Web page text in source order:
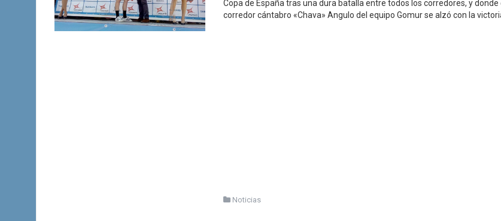
Copa de España tras una dura batalla entre todos los corredores, y donde
corredor cántabro «Chava» Angulo del equipo Gomur se alzó con la
Noticias